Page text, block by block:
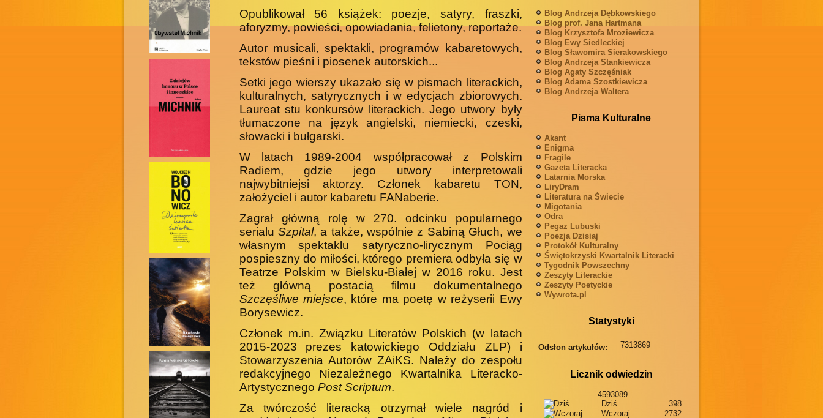
Opublikował 56 książek: poezje, satyry, fraszki,
aforyzmy, powieści, opowiadania, felietony, reportaże.
Autor musicali, spektakli, programów kabaretowych,
tekstów pieśni i piosenek autorskich...
Setki jego wierszy ukazało się w pismach literackich,
kultural­nych, satyrycznych i w edycjach zbiorowych.
Laureat stu konkur­sów literackich. Jego utwory były
tłumaczone na język angielski, niemiecki, czeski,
słowacki i bułgarski.
W latach 1989-2004 współpracował z Polskim
Radiem, gdzie jego utwory interpretowali
najwybitniejsi aktorzy. Członek ka­baretu TON,
założyciel i autor kabaretu FANaberie.
Zagrał główną rolę w 270. odcinku popularnego
serialu Szpital, a także, wspólnie z Sabiną Głuch, we
własnym spektaklu satyryczno-lirycznym Pociąg
pospieszny do miłości, którego premie­ra odbyła się w
Teatrze Polskim w Bielsku-Białej w 2016 roku. Jest
też główną postacią filmu dokumentalnego
Szczęśliwe miejsce, które ma poetę w reżyserii Ewy
Borysewicz.
Członek m.in. Związku Literatów Polskich (w latach
2015-2023 prezes katowickiego Oddziału ZLP) i
Stowarzyszenia Autorów ZAiKS. Należy do zespołu
redakcyjnego Niezależnego Kwartalni­ka Literacko-
Artystycznego Post Scriptum.
Za twórczość literacką otrzymał wiele nagród i
Blog Andrzeja Dębkowskiego
Blog prof. Jana Hartmana
Blog Krzysztofa Mroziewicza
Blog Ewy Siedleckiej
Blog Sławomira Sierakowskiego
Blog Andrzeja Stankiewicza
Blog Agaty Szczęśniak
Blog Adama Szostkiewicza
Blog Andrzeja Waltera
Pisma Kulturalne
Akant
Enigma
Fragile
Gazeta Literacka
Latarnia Morska
LiryDram
Literatura na Świecie
Migotania
Odra
Pegaz Lubuski
Poezja Dzisiaj
Protokół Kulturalny
Świętokrzyski Kwartalnik Literacki
Tygodnik Powszechny
Zeszyty Literackie
Zeszyty Poetyckie
Wywrota.pl
Statystyki
Odsłon artykułów: 7313869
Licznik odwiedzin
4593089
Dziś
398
Wczoraj
2732